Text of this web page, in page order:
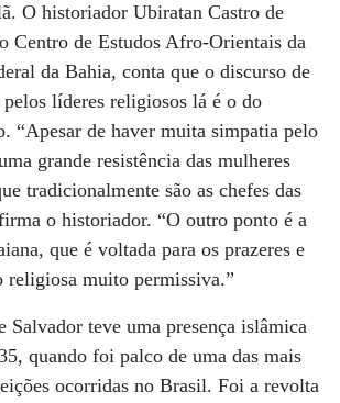
O historiador Ubiratan Castro de
Centro de Estudos Afro-Orientais da
da Bahia, conta que o discurso de
pelos líderes religiosos lá é o do
“Apesar de haver muita simpatia pelo
grande resistência das mulheres
tradicionalmente são as chefes das
o historiador. “O outro ponto é a
que é voltada para os prazeres e
religiosa muito permissiva.”
Salvador teve uma presença islâmica
quando foi palco de uma das mais
ocorridas no Brasil. Foi a revolta